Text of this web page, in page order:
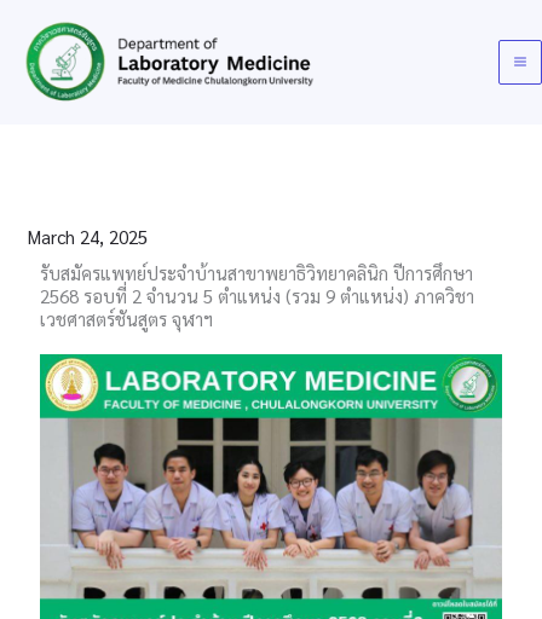
content
March 24, 2025
รับสมัครแพทย์ประจำบ้านสาขาพยาธิวิทยาคลินิก ปีการศึกษา​
2568 รอบที่ 2 จำนวน​ 5 ตำแหน่ง (รวม 9 ตำแหน่ง)​ ภาควิชา
เวชศาสตร์ชันสูตร​ จุฬาฯ